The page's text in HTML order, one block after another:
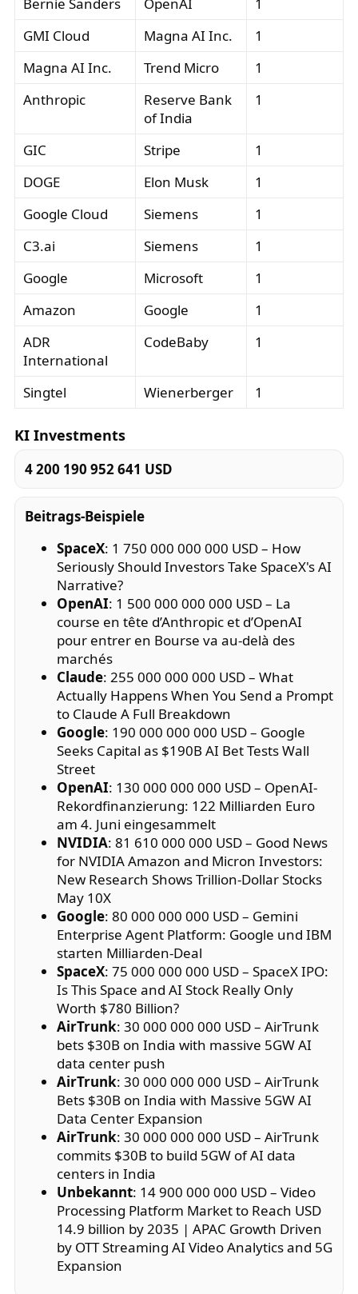
GMI Cloud
Magna AI Inc.
1
Magna AI Inc.
Trend Micro
1
Anthropic
Reserve Bank
of India
1
GIC Stripe
1
DOGE
Elon Musk
1
Google Cloud
Siemens
1
C3.ai
Siemens
1
Google
Microsoft
1
Amazon
Google
1
ADR
International
CodeBaby 1
Singtel Wienerberger 1
KI Investments
4 200 190 952 641 USD
Beitrags-Beispiele
SpaceX: 1 750 000 000 000 USD – How
Seriously Should Investors Take SpaceX's AI
Narrative?
OpenAI: 1 500 000 000 000 USD – La
course en tête d’Anthropic et d’OpenAI
pour entrer en Bourse va au-delà des
marchés
Claude: 255 000 000 000 USD – What
Actually Happens When You Send a Prompt
to Claude A Full Breakdown
Google: 190 000 000 000 USD – Google
Seeks Capital as $190B AI Bet Tests Wall
Street
OpenAI: 130 000 000 000 USD – OpenAI-
Rekordfinanzierung: 122 Milliarden Euro
am 4. Juni eingesammelt
NVIDIA: 81 610 000 000 USD – Good News
for NVIDIA Amazon and Micron Investors:
New Research Shows Trillion-Dollar Stocks
May 10X
Google: 80 000 000 000 USD – Gemini
Enterprise Agent Platform: Google und IBM
starten Milliarden-Deal
SpaceX: 75 000 000 000 USD – SpaceX IPO:
Is This Space and AI Stock Really Only
Worth $780 Billion?
AirTrunk: 30 000 000 000 USD – AirTrunk
bets $30B on India with massive 5GW AI
data center push
AirTrunk: 30 000 000 000 USD – AirTrunk
Bets $30B on India with Massive 5GW AI
Data Center Expansion
AirTrunk: 30 000 000 000 USD – AirTrunk
commits $30B to build 5GW of AI data
centers in India
Unbekannt: 14 900 000 000 USD – Video
Processing Platform Market to Reach USD
14.9 billion by 2035 | APAC Growth Driven
by OTT Streaming AI Video Analytics and 5G
Expansion